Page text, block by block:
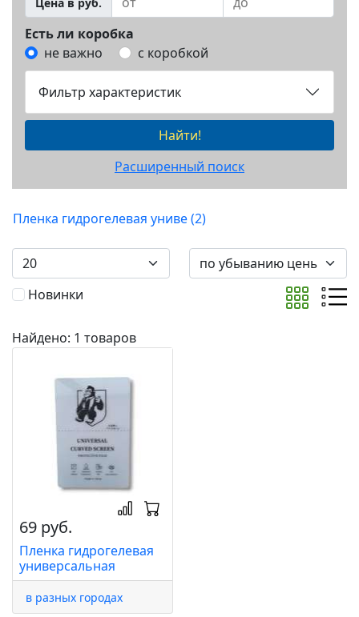
Есть ли коробка
не важно
с коробкой
Фильтр характеристик
Найти!
Расширенный поиск
Пленка гидрогелевая униве (2)
Новинки
Найдено: 1 товаров
69 руб.
Пленка гидрогелевая
универсальная
в разных городах